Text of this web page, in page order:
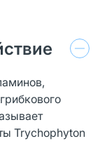
Trychophyton